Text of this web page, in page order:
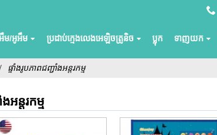
ម/អូអឹម ប្រដាប់ក្មេងលេងអេឡិចត្រូនិច ប្លុក ទាញយក
ផ្ទាំងរូបភាពជញ្ជាំងអន្តរកម្ម
អន្តរកម្ម